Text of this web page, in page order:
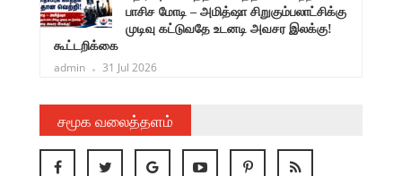
பாசிச மோடி – அமித்ஷா சிறுகும்பலாட்சிக்கு
முடிவு கட்டுவதே உடனடி அவசர இலக்கு!
கூட்டறிக்கை
admin 31 Jul 2026
சமூக வலைத்தளம்